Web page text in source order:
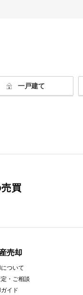
一戸建て
買
売却
ついて
・ご相談
イド